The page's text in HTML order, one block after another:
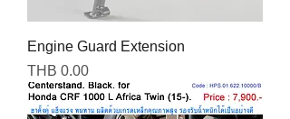
Engine Guard Extension
Price
THB 0.00